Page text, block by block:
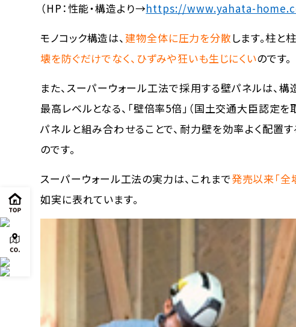
（HP：性能・構造より→https://www.yahata-
モノコック構造は、建物全体に圧力を分散 します。柱
壊を防ぐだけでなく、ひずみや狂いも生じにくいのです。
また、スーパーウォール工法で採用する壁パネルは、
最高レベルとなる、「壁倍率5倍」（国土交通大臣認定
パネルと組み合わせることで、耐力壁を効率よく配置
のです。
スーパーウォール工法の実力は、これまで発売以来「全
如実に表れています。